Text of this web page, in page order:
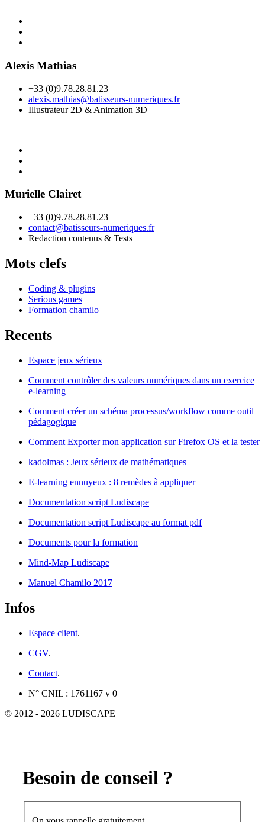
Alexis Mathias
+33 (0)9.78.28.81.23
alexis.mathias@batisseurs-numeriques.fr
Illustrateur 2D & Animation 3D
Murielle Clairet
+33 (0)9.78.28.81.23
contact@batisseurs-numeriques.fr
Redaction contenus & Tests
Mots clefs
Coding & plugins
Serious games
Formation chamilo
Recents
Espace jeux sérieux
Comment contrôler des valeurs numériques dans un exercice
e-learning
Comment créer un schéma processus/workflow comme outil
pédagogique
Comment Exporter mon application sur Firefox OS et la tester
kadolmas : Jeux sérieux de mathématiques
E-learning ennuyeux : 8 remèdes à appliquer
Documentation script Ludiscape
Documentation script Ludiscape au format pdf
Documents pour la formation
Mind-Map Ludiscape
Manuel Chamilo 2017
Infos
Espace client.
CGV.
Contact.
N° CNIL : 1761167 v 0
© 2012 - 2026 LUDISCAPE
Besoin de conseil ?